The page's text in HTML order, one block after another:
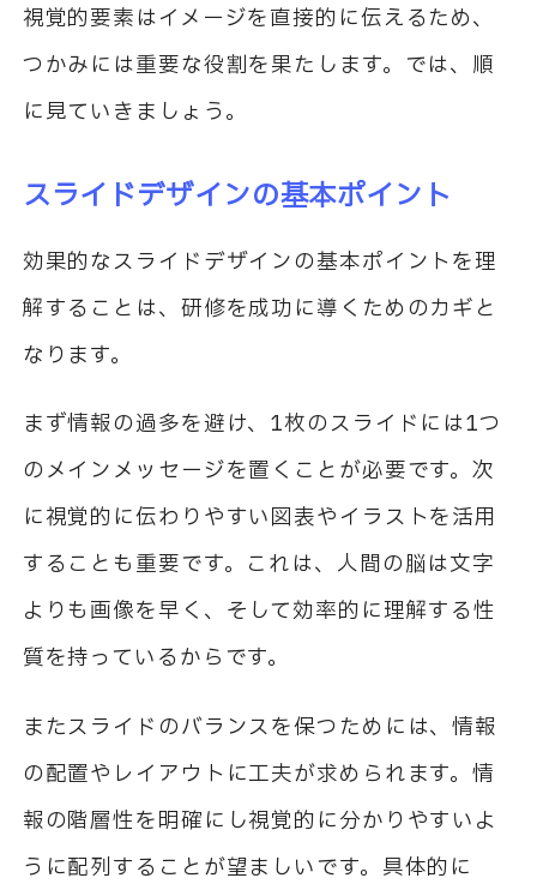
視覚的要素はイメージを直接的に伝えるため、
つかみには重要な役割を果たします。では、順
に見ていきましょう。
スライドデザインの基本ポイント
効果的なスライドデザインの基本ポイントを理
解することは、研修を成功に導くためのカギと
なります。
まず情報の過多を避け、1枚のスライドには1つ
のメインメッセージを置くことが必要です。次
に視覚的に伝わりやすい図表やイラストを活用
することも重要です。これは、人間の脳は文字
よりも画像を早く、そして効率的に理解する性
質を持っているからです。
またスライドのバランスを保つためには、情報
の配置やレイアウトに工夫が求められます。情
報の階層性を明確にし視覚的に分かりやすいよ
うに配列することが望ましいです。具体的に